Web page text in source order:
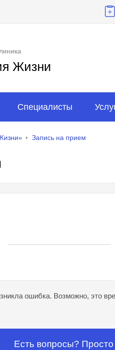
Жизни
Специалисты
Запись на прием
ошибка. Возможно, это
Есть вопросы?